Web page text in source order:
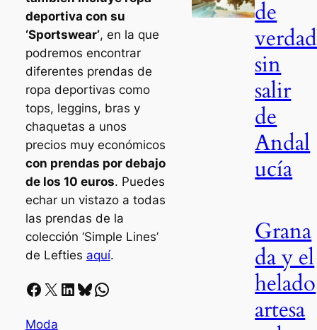
deportiva con su
‘Sportswear’, en la que
podremos encontrar
diferentes prendas de
ropa deportivas como
tops, leggins, bras y
chaquetas a unos
precios muy económicos
con prendas por debajo
de los 10 euros. Puedes
echar un vistazo a todas
las prendas de la
colección ‘Simple Lines’
de Lefties aquí.
Facebook X LinkedIn Bluesky Whatsapp
Moda
de
verdad
sin
salir
de
Andal
ucía
Grana
da y el
helado
artesa